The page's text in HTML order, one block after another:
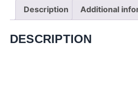
Description Additional
DESCRIPTION